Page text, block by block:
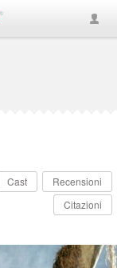
Cast
Recensioni
Citazioni